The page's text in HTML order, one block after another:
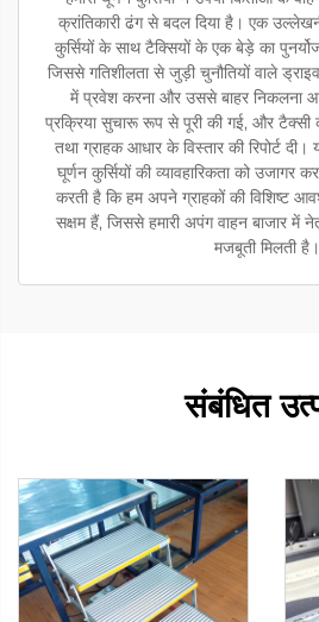
क्रांतिकारी ढंग से बदल दिया है। एक
कुर्सियों के साथ टैक्सियों के एक बेड़े का
जिससे गतिशीलता से जुड़ी चुनौतियों वाले
में प्रवेश करना और उससे बाहर निकलना
प्रक्रिया सुचारू रूप से पूरी की गई, और टैक्सी
तथा ग्राहक आधार के विस्तार की रिपोर्ट
घूर्णन कुर्सियों की व्यावहारिकता को उजागर
करती है कि हम अपने ग्राहकों की विशिष्ट
सक्षम हैं, जिससे हमारी अपंग वाहन बाजार में
मजबूती मिलती है।
संबंधित